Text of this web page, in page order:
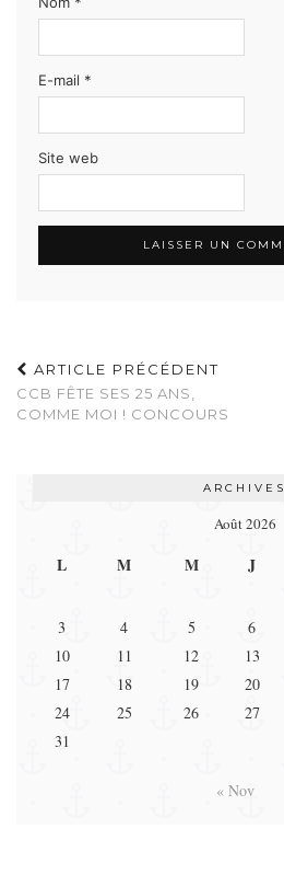
E-mail *
Site web
ARTICLE PRÉCÉDENT
CCB FÊTE SES 25 ANS,
COMME MOI ! CONCOURS
ARCHIVES
Août 2026
L M M J
3
4 5 6
10
11 12 13
17
18 19 20
24
25 26 27
31
« Nov